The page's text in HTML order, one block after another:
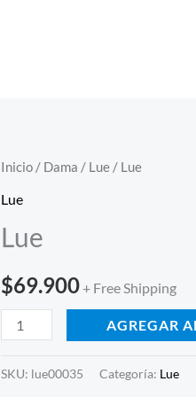
Inicio / Dama / Lue / Lue
Lue
Lue
$69.900 + Free Shipping
Lue
cantidad
AGREGAR
SKU: lue00035 Categoría: Lue